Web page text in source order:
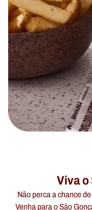
Viva
Não perca a chance
Venha para o São